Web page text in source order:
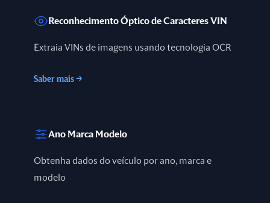
Reconhecimento Óptico de Caracteres VIN
Extraia VINs de imagens usando tecnologia OCR
Saber mais →
Ano Marca Modelo
Obtenha dados do veículo por ano, marca e
modelo